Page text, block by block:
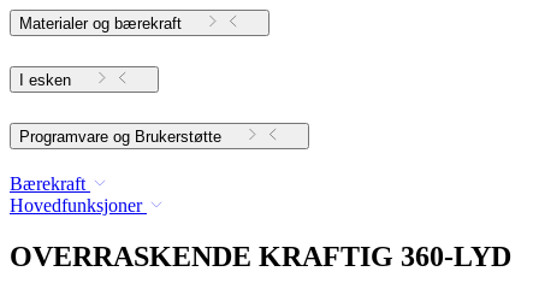
Materialer og bærekraft
I esken
Programvare og Brukerstøtte
Bærekraft
Hovedfunksjoner
OVERRASKENDE KRAFTIG 360-LYD